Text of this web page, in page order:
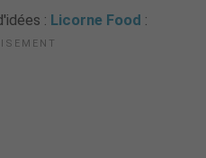
: Licorne Food :